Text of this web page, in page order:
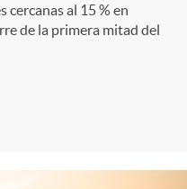
cercanas al 15 % en
de la primera mitad del